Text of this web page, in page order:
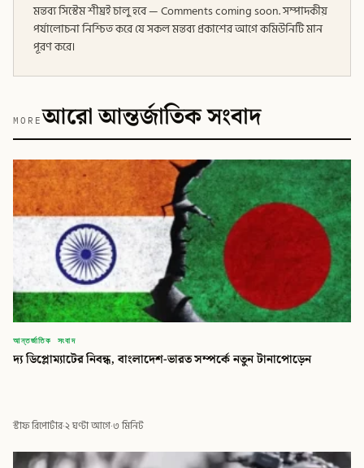
মন্তব্য সিস্টেম শীঘ্রই চালু হবে — Comments coming soon. সম্পাদকীয়
পর্যালোচনা নিশ্চিত করে যে সকল মন্তব্য প্রকাশের আগে কমিউনিটি মান
পূরণ করে।
MOREআরো আন্তর্জাতিক সংবাদ
আন্তর্জাতিক সংবাদ
দ্য ডিপ্লোম্যাটের নিবন্ধ, বাংলাদেশ-ভারত সম্পর্কে নতুন টানাপোড়েন
স্টাফ রিপোর্টার·২ ঘণ্টা আগে·৩ মিনিট